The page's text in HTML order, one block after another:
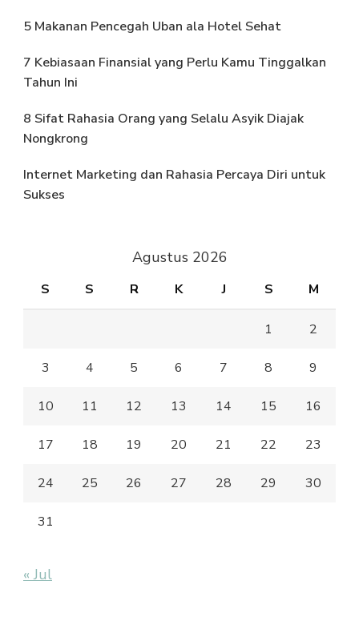
5 Makanan Pencegah Uban ala Hotel Sehat
7 Kebiasaan Finansial yang Perlu Kamu Tinggalkan
Tahun Ini
8 Sifat Rahasia Orang yang Selalu Asyik Diajak
Nongkrong
Internet Marketing dan Rahasia Percaya Diri untuk
Sukses
Agustus 2026
S S R K J S M
1 2
3 4 5 6 7 8 9
10 11 12 13 14 15 16
17 18 19 20 21 22 23
24 25 26 27 28 29 30
31
« Jul